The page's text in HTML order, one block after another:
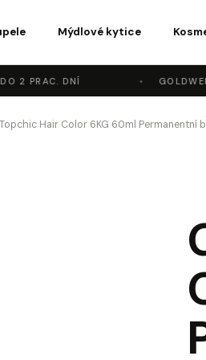
Mýdlové kytice
2 PRAC. DNÍ
Hair Color 6KG 60ml Permanentní
potřebujete